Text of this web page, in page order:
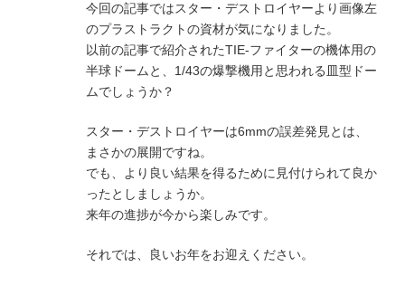
今回の記事ではスター・デストロイヤーより画像左
のプラストラクトの資材が気になりました。
以前の記事で紹介されたTIE-ファイターの機体用の
半球ドームと、1/43の爆撃機用と思われる皿型ドー
ムでしょうか？
スター・デストロイヤーは6mmの誤差発見とは、
まさかの展開ですね。
でも、より良い結果を得るために見付けられて良か
ったとしましょうか。
来年の進捗が今から楽しみです。
それでは、良いお年をお迎えください。